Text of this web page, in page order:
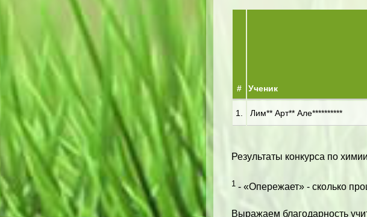
# Ученик
1. Лим** Арт** Але**********
Результаты конкурса по
1 - «Опережает» - сколько
Выражаем благодарность